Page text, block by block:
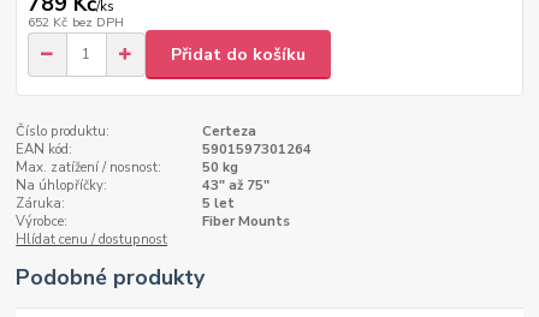
/ks
652 Kč bez DPH
Přidat do košíku
Číslo produktu:
Certeza
EAN kód:
5901597301264
Max. zatížení / nosnost:
50 kg
Na úhlopříčky:
43" až 75"
Záruka:
5 let
Výrobce:
Fiber Mounts
Hlídat cenu / dostupnost
Podobné produkty